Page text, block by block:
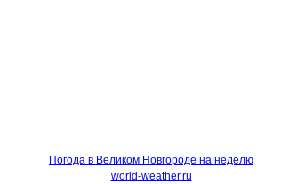
Погода в Великом Новгороде на неделю
world-weather.ru